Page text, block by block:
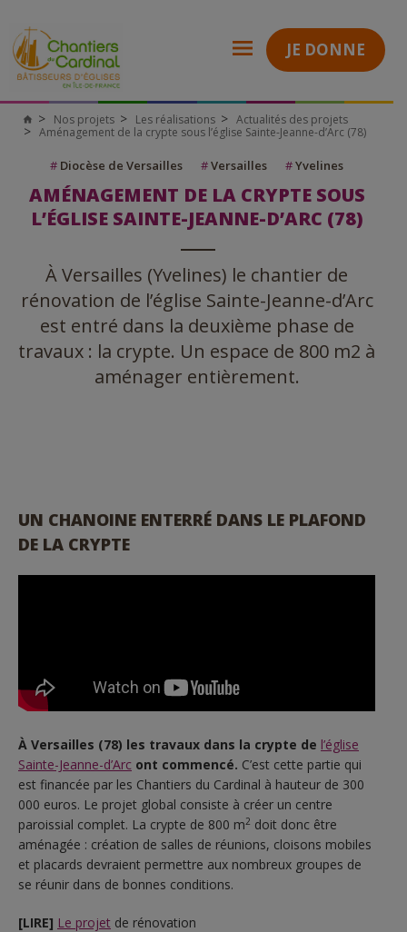
JE DONNE
Nos projets Les réalisations
Actualités des projets
Aménagement de la crypte sous l’église Sainte-Jeanne-d’Arc (78)
# Diocèse de Versailles #Versailles #Yvelines
AMÉNAGEMENT DE LA CRYPTE SOUS
L’ÉGLISE SAINTE-JEANNE-D’ARC (78)
À Versailles (Yvelines) le chantier de
rénovation de l’église Sainte-Jeanne-d’Arc
est entré dans la deuxième phase de
travaux : la crypte. Un espace de 800 m2 à
aménager entièrement.
UN CHANOINE ENTERRÉ DANS LE PLAFOND
DE LA CRYPTE
À Versailles (78) les travaux dans la crypte de l’église
Sainte-Jeanne-d’Arc ont commencé. C’est cette partie qui
est financée par les Chantiers du Cardinal à hauteur de 300
000 euros. Le projet global consiste à créer un centre
paroissial complet. La crypte de 800 m2 doit donc être
aménagée : création de salles de réunions, cloisons mobiles
et placards devraient permettre aux nombreux groupes de
se réunir dans de bonnes conditions.
[LIRE] Le projet de rénovation